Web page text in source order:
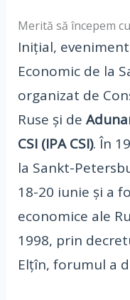
Merită să începem
Inițial,
Economic de la
organizat de
Ruse și de
CSI (IPA CSI). În
la Sankt-
18-20 iunie și a
economice ale
1998, prin
Elțîn, forumul a